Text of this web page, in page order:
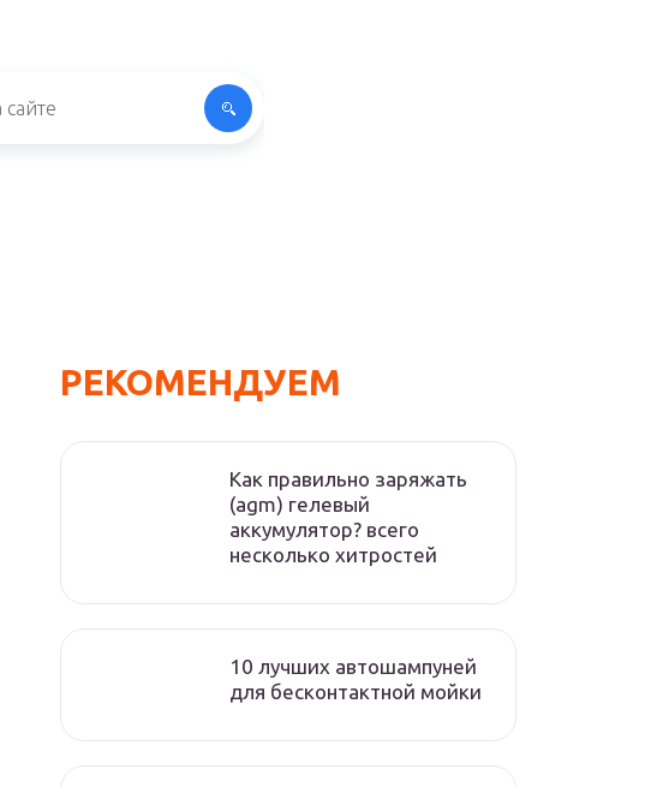
РЕКОМЕНДУЕМ
Как правильно заряжать
(agm) гелевый
аккумулятор? всего
несколько хитростей
10 лучших автошампуней
для бесконтактной мойки